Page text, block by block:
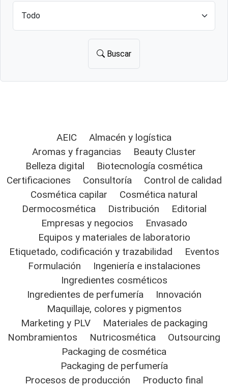
Buscar
AEIC
Almacén y logística
Aromas y fragancias
Beauty Cluster
Belleza digital
Biotecnología cosmética
Certificaciones
Consultoría
Control de calidad
Cosmética capilar
Cosmética natural
Dermocosmética
Distribución
Editorial
Empresas y negocios
Envasado
Equipos y materiales de laboratorio
Etiquetado, codificación y trazabilidad
Eventos
Formulación
Ingeniería e instalaciones
Ingredientes cosméticos
Ingredientes de perfumería
Innovación
Maquillaje, colores y pigmentos
Marketing y PLV
Materiales de packaging
Nombramientos
Nutricosmética
Outsourcing
Packaging de cosmética
Packaging de perfumería
Procesos de producción
Producto final